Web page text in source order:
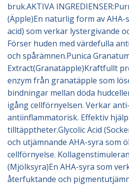
bruk.AKTIVA
(Äpple)En naturlig form av
acid) som verkar lystergivande
Förser huden med värdefulla
och spårämnen.Punica
Extract(Granatäpple)Kraftfullt
enzym från granatäpple som
bindningar mellan döda
igång cellförnyelsen. Verkar
antiinflammatorisk. Effektiv
tilltäpptheter.Glycolic Acid
och utjämnande AHA-syra som
cellförnyelse.
(Mjölksyra)En AHA-syra som
återfuktande och